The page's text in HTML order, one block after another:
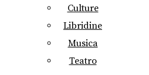
Culture
Libridine
Musica
Teatro